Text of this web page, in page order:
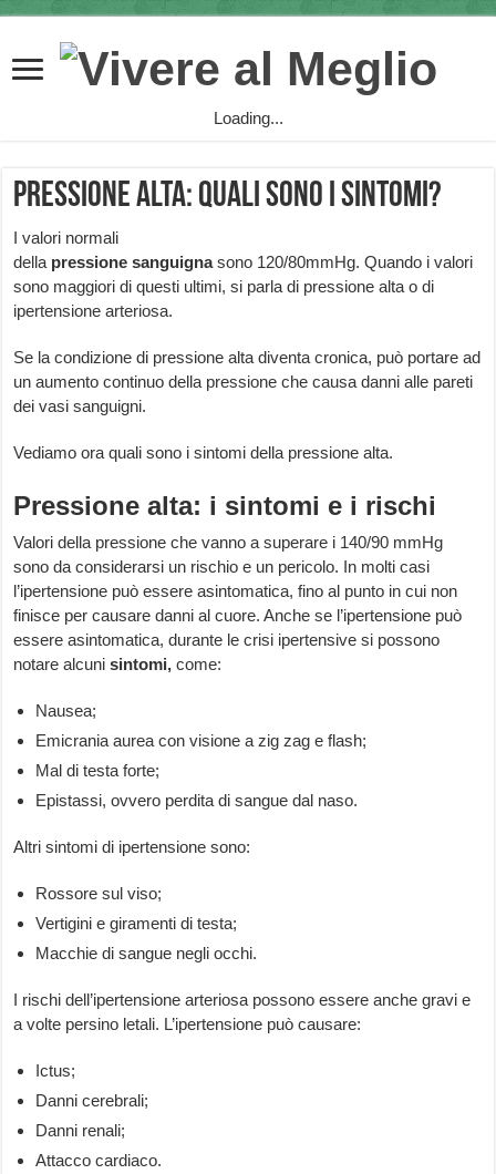
Loading...
Pressione alta: quali sono i sintomi?
I valori normali
della pressione sanguignasono 120/80mmHg. Quando i valori
sono maggiori di questi ultimi, si parla di pressione alta o di
ipertensione arteriosa.
Se la condizione di pressione alta diventa cronica, può portare ad
un aumento continuo della pressione che causa danni alle pareti
dei vasi sanguigni.
Vediamo ora quali sono i sintomi della pressione alta.
Pressione alta: i sintomi e i rischi
Valori della pressione che vanno a superare i 140/90 mmHg
sono da considerarsi un rischio e un pericolo. In molti casi
l’ipertensione può essere asintomatica, fino al punto in cui non
finisce per causare danni al cuore. Anche se l’ipertensione può
essere asintomatica, durante le crisi ipertensive si possono
notare alcunisintomi,come:
Nausea;
Emicrania aurea con visione a zig zag e flash;
Mal di testa forte;
Epistassi, ovvero perdita di sangue dal naso.
Altri sintomi di ipertensione sono:
Rossore sul viso;
Vertigini e giramenti di testa;
Macchie di sangue negli occhi.
I rischi dell’ipertensione arteriosa possono essere anche gravi e
a volte persino letali. L’ipertensione può causare:
Ictus;
Danni cerebrali;
Danni renali;
Attacco cardiaco.